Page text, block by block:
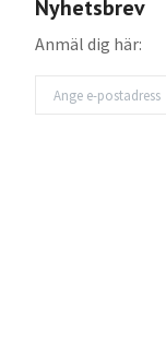
Nyhetsbrev
Anmäl dig här: